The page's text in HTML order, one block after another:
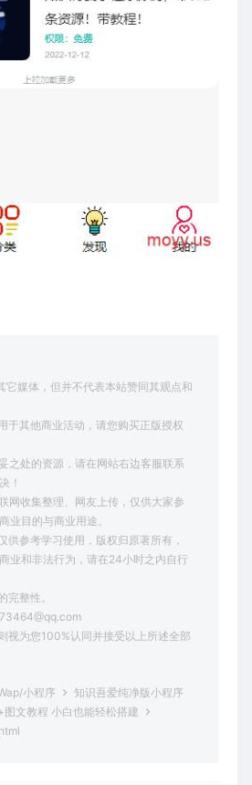
它媒体，但并不代表本站赞同其观点和
于其他商业活动，请您购买正版授权
之处的资源，请在网站右边客服联系
！
网收集整理、网友上传，仅供大家参
业目的与商业用途。
供参考学习使用，版权归原著所有，
业和非法行为，请在24小时之内自行
完整性。
视为您100%认同并接受以上所述全部
小程序
知识吾爱纯净版小程序
文教程 小白也能轻松搭建